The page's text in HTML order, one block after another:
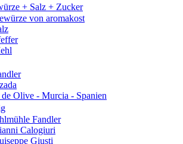
+ Salz + Zucker
von aromakost
Olive - Murcia - Spanien
Fandler
Calogiuri
Giusti